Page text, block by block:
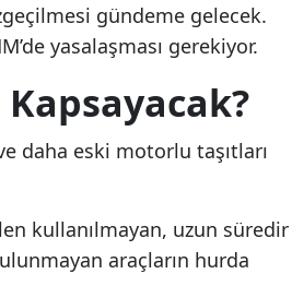
gündeme gelecek.
yasalaşması gerekiyor.
daha eski motorlu taşıtları
kullanılmayan, uzun süredir
araçların hurda